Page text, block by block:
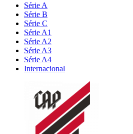
Série A
Série B
Série C
Série A1
Série A2
Série A3
Série A4
Internacional